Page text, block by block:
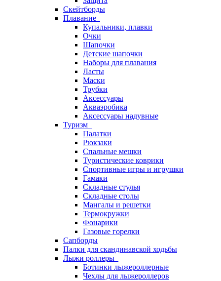
Скейтборды
Плавание
Купальники, плавки
Очки
Шапочки
Детские шапочки
Наборы для плавания
Ласты
Маски
Трубки
Аксессуары
Акваэробика
Аксессуары надувные
Туризм
Палатки
Рюкзаки
Спальные мешки
Туристические коврики
Спортивные игры и игрушки
Гамаки
Складные стулья
Складные столы
Мангалы и решетки
Термокружки
Фонарики
Газовые горелки
Сапборды
Палки для скандинавской ходьбы
Лыжи роллеры
Ботинки лыжероллерные
Чехлы для лыжероллеров